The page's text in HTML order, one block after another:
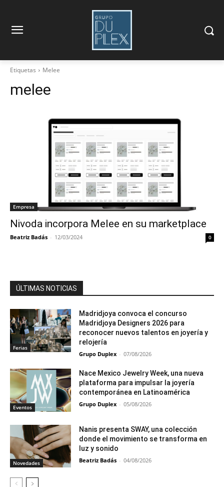
Etiquetas Melee
melee
Empresa
Nivoda incorpora Melee en su marketplace
Beatriz Badás - 12/03/2024 0
ÚLTIMAS NOTICIAS
Ferias
Madridjoya convoca el concurso
Madridjoya Designers 2026 para
reconocer nuevos talentos en joyería y
relojería
Grupo Duplex - 07/08/2026
Eventos
Nace Mexico Jewelry Week, una nueva
plataforma para impulsar la joyería
contemporánea en Latinoamérica
Grupo Duplex - 05/08/2026
Novedades
Nanis presenta SWAY, una colección
donde el movimiento se transforma en
luz y sonido
Beatriz Badás - 04/08/2026